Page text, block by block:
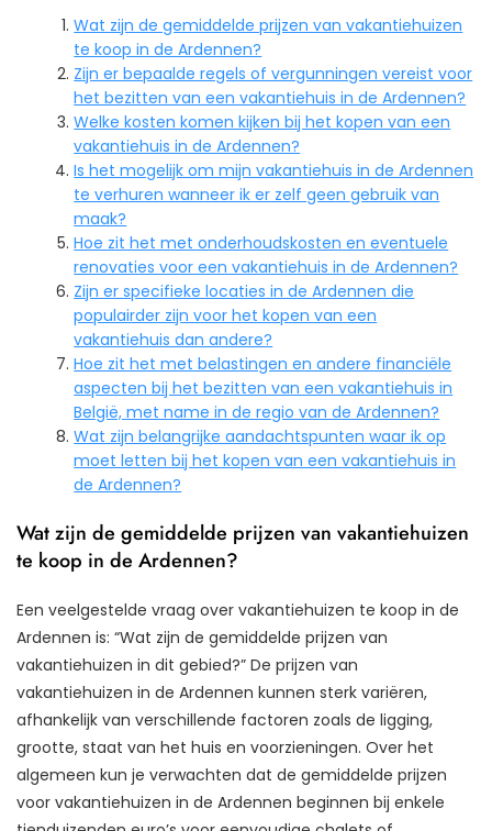
Wat zijn de gemiddelde prijzen van vakantiehuizen
te koop in de Ardennen?
Zijn er bepaalde regels of vergunningen vereist voor
het bezitten van een vakantiehuis in de Ardennen?
Welke kosten komen kijken bij het kopen van een
vakantiehuis in de Ardennen?
Is het mogelijk om mijn vakantiehuis in de Ardennen
te verhuren wanneer ik er zelf geen gebruik van
maak?
Hoe zit het met onderhoudskosten en eventuele
renovaties voor een vakantiehuis in de Ardennen?
Zijn er specifieke locaties in de Ardennen die
populairder zijn voor het kopen van een
vakantiehuis dan andere?
Hoe zit het met belastingen en andere financiële
aspecten bij het bezitten van een vakantiehuis in
België, met name in de regio van de Ardennen?
Wat zijn belangrijke aandachtspunten waar ik op
moet letten bij het kopen van een vakantiehuis in
de Ardennen?
Wat zijn de gemiddelde prijzen van vakantiehuizen
te koop in de Ardennen?
Een veelgestelde vraag over vakantiehuizen te koop in de
Ardennen is: “Wat zijn de gemiddelde prijzen van
vakantiehuizen in dit gebied?” De prijzen van
vakantiehuizen in de Ardennen kunnen sterk variëren,
afhankelijk van verschillende factoren zoals de ligging,
grootte, staat van het huis en voorzieningen. Over het
algemeen kun je verwachten dat de gemiddelde prijzen
voor vakantiehuizen in de Ardennen beginnen bij enkele